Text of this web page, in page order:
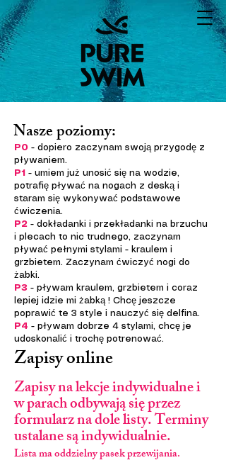
Nasze poziomy:
P0 - dopiero zaczynam swoją przygodę z
pływaniem.
P1 - umiem już unosić się na wodzie,
potrafię pływać na nogach z deską i
staram się wykonywać podstawowe
ćwiczenia.​
P2 - dokładanki i przekładanki na brzuchu
i plecach to nic trudnego, zaczynam
pływać pełnymi stylami - kraulem i
grzbietem. Zaczynam ćwiczyć nogi do
żabki.​
P3 - pływam kraulem, grzbietem i coraz
lepiej idzie mi żabką ! Chcę jeszcze
poprawić te 3 style i nauczyć się delfina.​
P4 - pływam dobrze 4 stylami, chcę je
udoskonalić i trochę potrenować.
Zapisy online
Zapisy na lekcje indywidualne i
w parach odbywają się przez
formularz na dole listy. Terminy
ustalane są indywidualnie.
Lista ma oddzielny pasek przewijania.